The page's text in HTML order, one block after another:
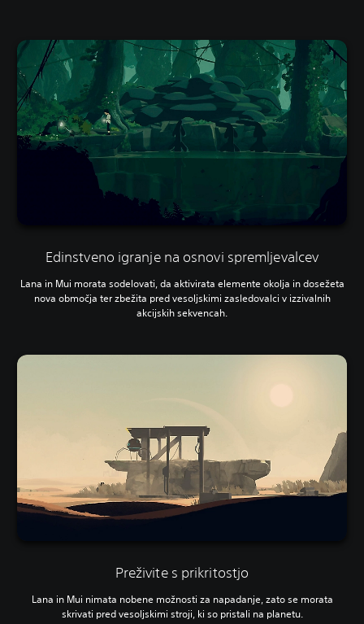
Edinstveno igranje na osnovi spremljevalcev
Lana in Mui morata sodelovati, da aktivirata elemente okolja in dosežeta
nova območja ter zbežita pred vesoljskimi zasledovalci v izzivalnih
akcijskih sekvencah.
Preživite s prikritostjo
Lana in Mui nimata nobene možnosti za napadanje, zato se morata
skrivati pred vesoljskimi stroji, ki so pristali na planetu.